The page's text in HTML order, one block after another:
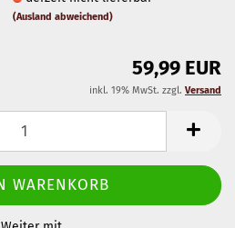
(Ausland abweichend)
59,99 EUR
inkl. 19% MwSt. zzgl. Versand